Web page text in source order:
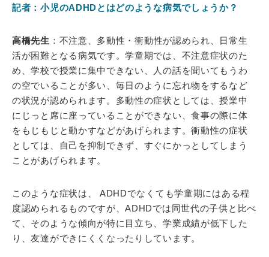
記者：小児のADHDとはどのような病気でしょうか？
高橋先生 ：不注意、多動性・衝動性が認められ、日常生
活が困難となる病気です。学童期では、不注意症状のた
め、学校で授業に集中できない、人の話を聞いてもうわ
の空でいることが多い、毎日のように忘れ物をするなど
の状況が認められます。多動性の症状としては、授業中
にじっと席に座っていることができない、食事の際に体
をもじもじと動かすなどがあげられます。衝動性の症状
としては、自己を抑制できず、すぐにかっとしてしまう
ことがあげられます。
このような症状は、 ADHDでなくても学童期にはある程
度認められるものですが、ADHDでは同世代の子供と比べ
て、そのような傾向が特に目立ち、学業成績が低下した
り、友達ができにくくなったりしています。